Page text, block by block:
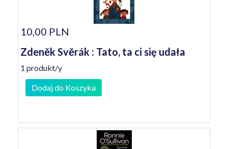
10,00 PLN
Zdeněk Svěrák : Tato, ta ci się udała
1 produkt/y
Dodaj do Koszyka